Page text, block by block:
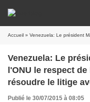
Accueil » Venezuela: Le président Maduro exige
Venezuela: Le
l'ONU le respect
résoudre le litige
Publié le 30/07/2015 à 08:05